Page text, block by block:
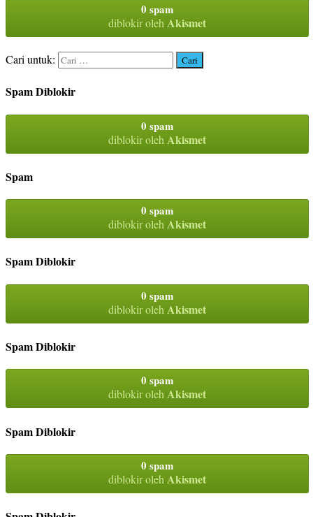
0 spam
diblokir oleh Akismet
Cari untuk:
Spam Diblokir
0 spam
diblokir oleh Akismet
Spam
0 spam
diblokir olehAkismet
Spam Diblokir
0 spam
diblokir oleh Akismet
Spam Diblokir
0 spam
diblokir olehAkismet
Spam Diblokir
0 spam
diblokir oleh Akismet